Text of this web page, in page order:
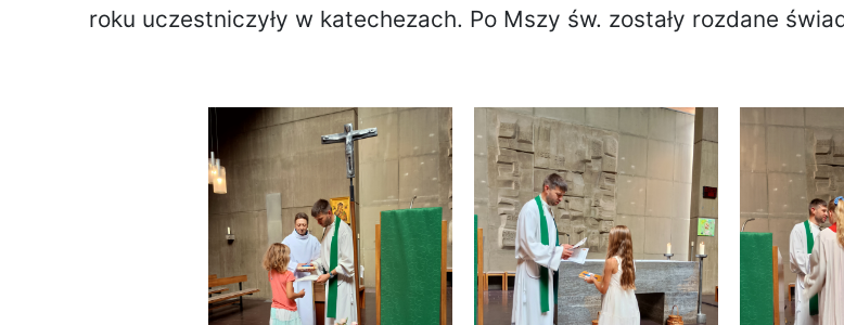
roku uczestniczyły w katechezach. Po Mszy św. zostały rozdane